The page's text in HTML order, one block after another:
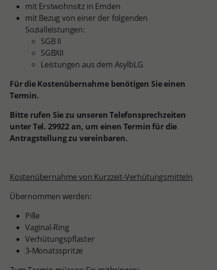
mit Erstwohnsitz in Emden
mit Bezug von einer der folgenden
Sozialleistungen:
SGB II
SGBXII
Leistungen aus dem AsylbLG
Für die Kostenübernahme benötigen Sie einen
Termin.
Bitte rufen Sie zu unseren Telefonsprechzeiten
unter Tel. 29922 an, um einen Termin für die
Antragstellung zu vereinbaren.
Kostenübernahme von Kurzzeit-Verhütungsmitteln
Übernommen werden:
Pille
Vaginal-Ring
Verhütungspflaster
3-Monatsspritze